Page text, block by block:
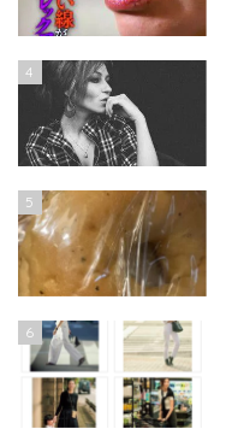
4
5
6